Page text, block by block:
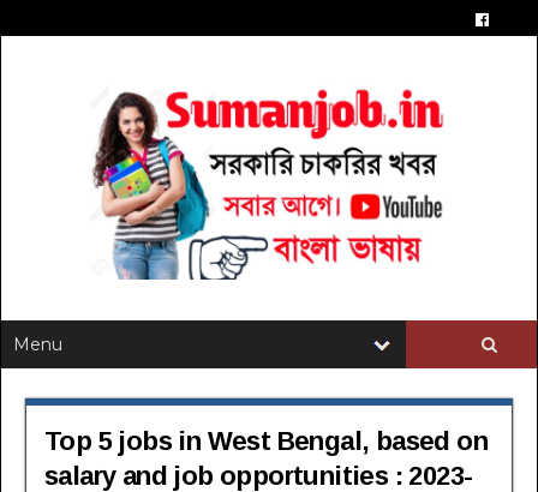
Top 5 jobs in West Bengal, based on
salary and job opportunities : 2023-